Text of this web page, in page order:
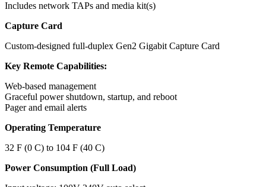
Includes network TAPs and media kit(s)
Capture Card
Custom-designed full-duplex Gen2 Gigabit Capture Card
Key Remote Capabilities:
Web-based management
Graceful power shutdown, startup, and reboot
Pager and email alerts
Operating Temperature
32 F (0 C) to 104 F (40 C)
Power Consumption (Full Load)